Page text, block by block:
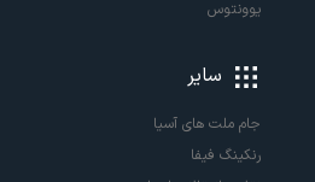
یوونتوس
سایر
جام ملت های آسیا
رنکینگ فیفا